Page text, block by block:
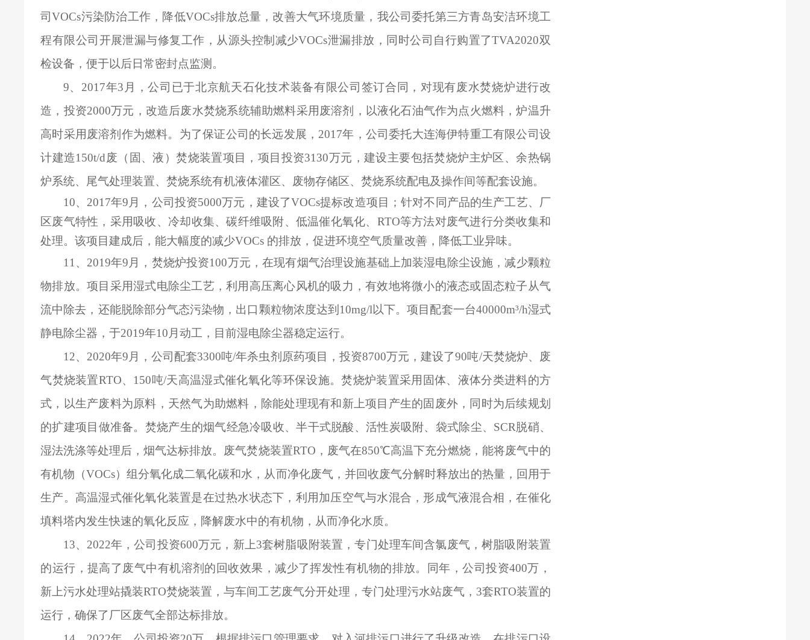
司VOCs污染防治工作，降低VOCs排放总量，改善大气环境质量，我公司委托第三方青岛安洁环境工
程有限公司开展泄漏与修复工作，从源头控制减少VOCs泄漏排放，同时公司自行购置了TVA2020双
检设备，便于以后日常密封点监测。
9、2017年3月，公司已于北京航天石化技术装备有限公司签订合同，对现有废水焚烧炉进行改
造，投资2000万元，改造后废水焚烧系统辅助燃料采用废溶剂，以液化石油气作为点火燃料，炉温升
高时采用废溶剂作为燃料。为了保证公司的长远发展，2017年，公司委托大连海伊特重工有限公司设
计建造150t/d废（固、液）焚烧装置项目，项目投资3130万元，建设主要包括焚烧炉主炉区、余热锅
炉系统、尾气处理装置、焚烧系统有机液体灌区、废物存储区、焚烧系统配电及操作间等配套设施。
10、2017年9月，公司投资5000万元，建设了VOCs提标改造项目；针对不同产品的生产工艺、厂
区废气特性，采用吸收、冷却收集、碳纤维吸附、低温催化氧化、RTO等方法对废气进行分类收集和
处理。该项目建成后，能大幅度的减少VOCs 的排放，促进环境空气质量改善，降低工业异味。
11 、2019年9月，焚烧炉投资100万元，在现有烟气治理设施基础上加装湿电除尘设施，减少颗粒
物排放。项目采用湿式电除尘工艺，利用高压离心风机的吸力，有效地将微小的液态或固态粒子从气
流中除去，还能脱除部分气态污染物，出口颗粒物浓度达到10mg/l以下。项目配套一台40000m³/h湿式
静电除尘器，于2019年10月动工，目前湿电除尘器稳定运行。
12、2020年9月，公司配套3300吨/年杀虫剂原药项目，投资8700万元，建设了90吨/天焚烧炉、废
气焚烧装置RTO、150吨/天高温湿式催化氧化等环保设施。焚烧炉装置采用固体、液体分类进料的方
式，以生产废料为原料，天然气为助燃料，除能处理现有和新上项目产生的固废外，同时为后续规划
的扩建项目做准备。焚烧产生的烟气经急冷吸收、半干式脱酸、活性炭吸附、袋式除尘、SCR脱硝、
湿法洗涤等处理后，烟气达标排放。废气焚烧装置RTO，废气在850℃高温下充分燃烧，能将废气中的
有机物（VOCs）组分氧化成二氧化碳和水，从而净化废气，并回收废气分解时释放出的热量，回用于
生产。高温湿式催化氧化装置是在过热水状态下，利用加压空气与水混合，形成气液混合相，在催化
填料塔内发生快速的氧化反应，降解废水中的有机物，从而净化水质。
13、2022年，公司投资600万元，新上3套树脂吸附装置，专门处理车间含氯废气，树脂吸附装置
的运行，提高了废气中有机溶剂的回收效果，减少了挥发性有机物的排放。同年，公司投资400万，
新上污水处理站撬装RTO焚烧装置，与车间工艺废气分开处理，专门处理污水站废气，3套RTO装置的
运行，确保了厂区废气全部达标排放。